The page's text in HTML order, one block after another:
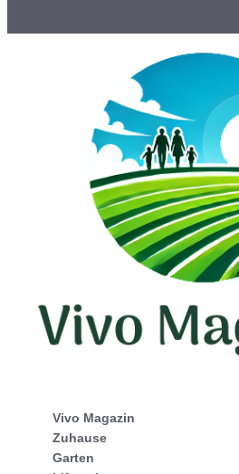
Vivo Magazin
Zuhause
Garten